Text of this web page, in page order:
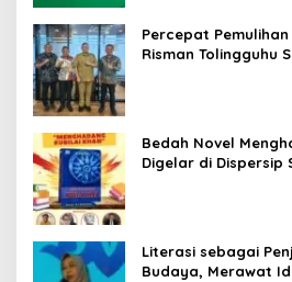
Percepat
Risman Tolingguhu
Bedah Novel
Digelar di Dispersip
Literasi sebagai
Budaya, Merawat